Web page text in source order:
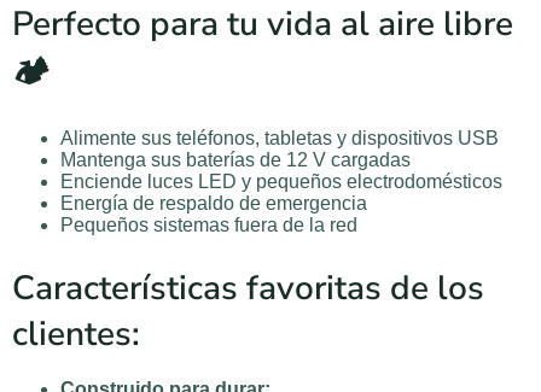
Perfecto para tu vida al aire libre
🏕️
Alimente sus teléfonos, tabletas y dispositivos USB
Mantenga sus baterías de 12 V cargadas
Enciende luces LED y pequeños electrodomésticos
Energía de respaldo de emergencia
Pequeños sistemas fuera de la red
Características favoritas de los
clientes: